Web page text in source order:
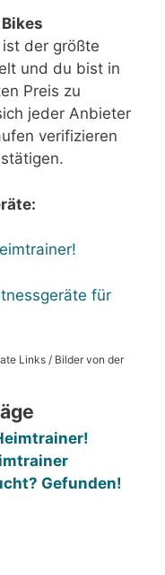
der größte
und du bist in
Preis zu
jeder Anbieter
verifizieren
für
Links / Bilder von der
Gefunden!